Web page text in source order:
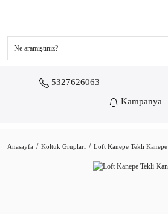
5327626063
Kampanya
Anasayfa Koltuk Grupları Loft Kanepe Tekli Kanepe